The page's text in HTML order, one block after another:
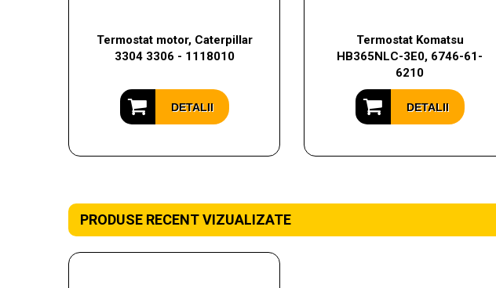
Termostat motor, Caterpillar
3304 3306 - 1118010
DETALII
Termostat Komatsu
HB365NLC-3E0, 6746-61-
6210
DETALII
PRODUSE RECENT VIZUALIZATE